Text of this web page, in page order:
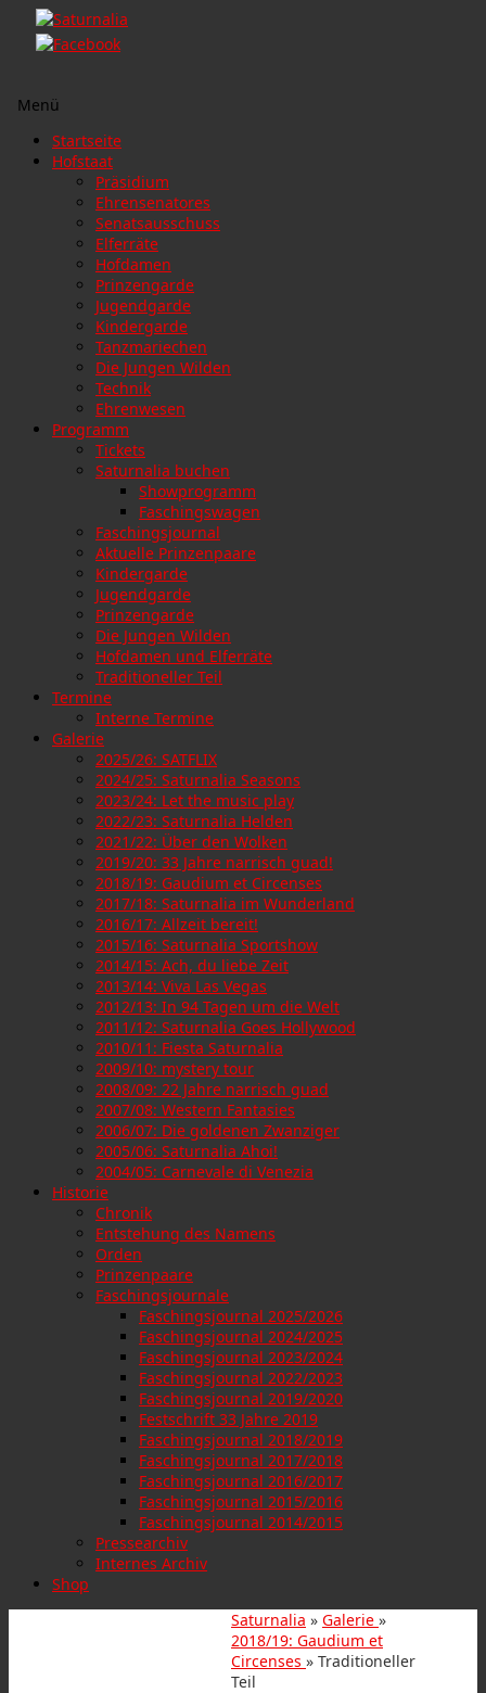
Menü
Zum
Inhalt
Startseite
Hofstaat
Präsidium
Ehrensenatores
Senatsausschuss
Elferräte
Hofdamen
Prinzengarde
Jugendgarde
Kindergarde
Tanzmariechen
Die Jungen Wilden
Technik
Ehrenwesen
Programm
Tickets
Saturnalia buchen
Showprogramm
Faschingswagen
Faschingsjournal
Aktuelle Prinzenpaare
Kindergarde
Jugendgarde
Prinzengarde
Die Jungen Wilden
Hofdamen und Elferräte
Traditioneller Teil
Termine
Interne Termine
Galerie
2025/26: SATFLIX
2024/25: Saturnalia Seasons
2023/24: Let the music play
2022/23: Saturnalia Helden
2021/22: Über den Wolken
2019/20: 33 Jahre narrisch guad!
2018/19: Gaudium et Circenses
2017/18: Saturnalia im Wunderland
2016/17: Allzeit bereit!
2015/16: Saturnalia Sportshow
2014/15: Ach, du liebe Zeit
2013/14: Viva Las Vegas
2012/13: In 94 Tagen um die Welt
2011/12: Saturnalia Goes Hollywood
2010/11: Fiesta Saturnalia
2009/10: mystery tour
2008/09: 22 Jahre narrisch guad
2007/08: Western Fantasies
2006/07: Die goldenen Zwanziger
2005/06: Saturnalia Ahoi!
2004/05: Carnevale di Venezia
Historie
Chronik
Entstehung des Namens
Orden
Prinzenpaare
Faschingsjournale
Faschingsjournal 2025/2026
Faschingsjournal 2024/2025
Faschingsjournal 2023/2024
Faschingsjournal 2022/2023
Faschingsjournal 2019/2020
Festschrift 33 Jahre 2019
Faschingsjournal 2018/2019
Faschingsjournal 2017/2018
Faschingsjournal 2016/2017
Faschingsjournal 2015/2016
Faschingsjournal 2014/2015
Pressearchiv
Internes Archiv
Shop
Saturnalia » Galerie »
2018/19: Gaudium et
Circenses » Traditioneller
Teil